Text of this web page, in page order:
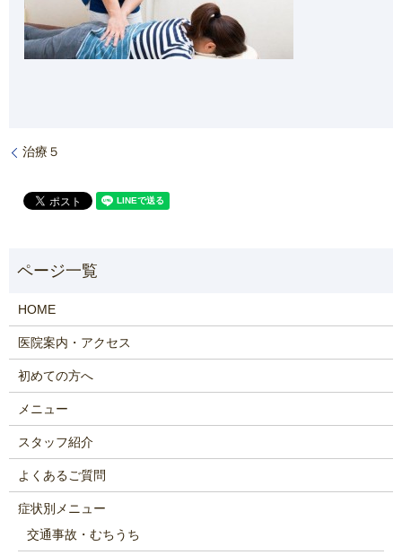
治療５
HOME
医院案内・アクセス
初めての方へ
メニュー
スタッフ紹介
よくあるご質問
症状別メニュー
交通事故・むちうち